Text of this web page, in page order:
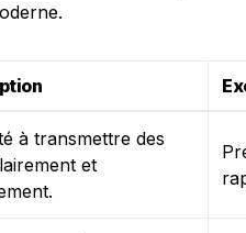
à transmettre des
et